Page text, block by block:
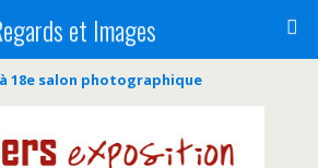
et Images
18e salon photographique